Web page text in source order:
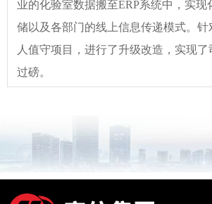
业的化验室数据搬至ERP系统中，实现
储以及各部门的线上信息传递模式。
人值守项目，进行了升级改造，实现
过磅。
OA办公系统，更换泛微OA，优化线上
司全员应用；上线FineReport报表，将
样的报表，方便用户查看相关数据；